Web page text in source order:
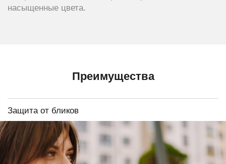
насыщенные цвета.
Преимущества
Защита от бликов